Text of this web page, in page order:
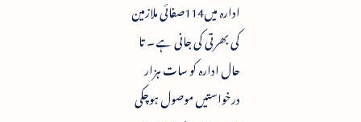
ادارہ میں114صفائی ملازمین
کی بھرتی کی جانی ہے ۔ تا
حال ادارہ کو سات ہزار
درخواستیں موصول ہوچکی